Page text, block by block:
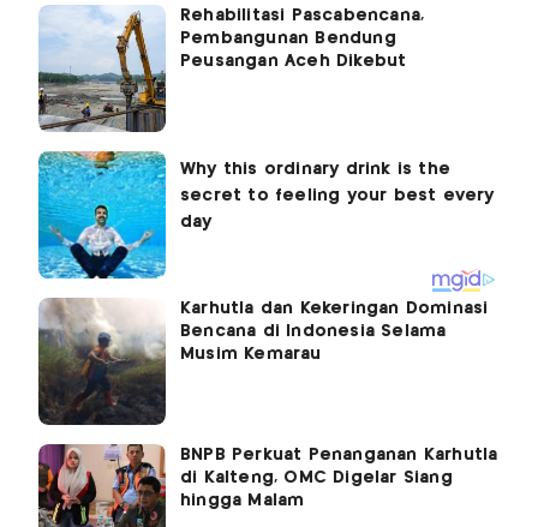
Rehabilitasi Pascabencana,
Pembangunan Bendung
Peusangan Aceh Dikebut
Karhutla dan Kekeringan Dominasi
Bencana di Indonesia Selama
Musim Kemarau
BNPB Perkuat Penanganan Karhutla
di Kalteng, OMC Digelar Siang
hingga Malam